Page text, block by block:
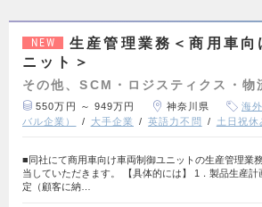
NEW
生産管理業務＜商用車向
ニット＞
その他、SCM・ロジスティクス・物
550万円 ～ 949万円 神奈川県
海
バル企業）
大手企業 英語力不問 土日祝休
■同社にて商用車向け車両制御ユニットの生産管理業
当していただきます。 【具体的には】 1．製品生産計
定（顧客に納…